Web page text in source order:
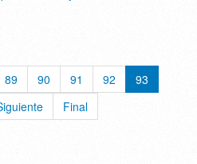
89 90 91 92
93
Final